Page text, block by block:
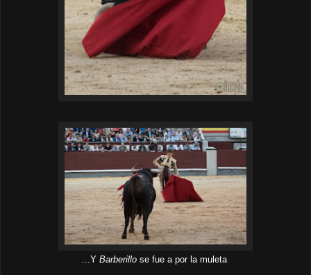
...Y Barberillose fue a por la muleta